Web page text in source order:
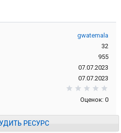
gwatemala
32
955
07.07.2023
07.07.2023
Оценок: 0
РЕСУРС